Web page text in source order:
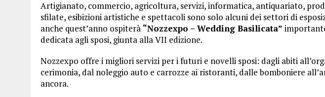
Artigianato, commercio, agricoltura, servizi, informatica, antiquariato,
sfilate, esibizioni artistiche e spettacoli sono solo alcuni dei settori di
anche quest’anno ospiterà “Nozzexpo – Wedding Basilicata”
dedicata agli sposi, giunta alla VII edizione.
Nozzexpo offre i migliori servizi per i futuri e novelli sposi: dagli abiti
cerimonia, dal noleggio auto e carrozze ai ristoranti, dalle bomboniere
ancora.